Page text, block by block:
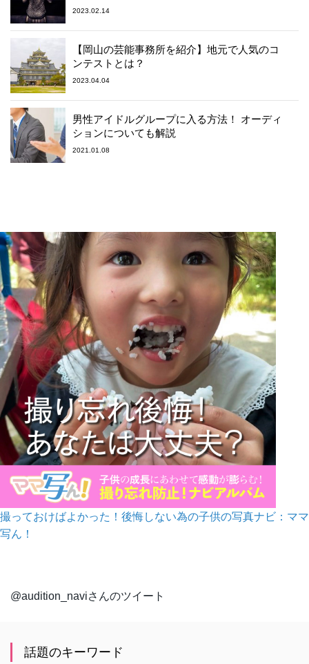
2023.02.14
【岡山の芸能事務所を紹介】地元で人気のコ
ンテストとは？
2023.04.04
男性アイドルグループに入る方法！ オーディ
ションについても解説
2021.01.08
撮っておけばよかった！後悔しない為の子供の写真ナビ：ママ
写ん！
@audition_naviさんのツイート
話題のキーワード